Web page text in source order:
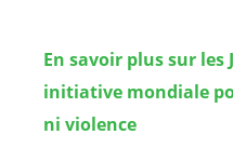
En savoir plus sur les
initiative mondiale
ni violence